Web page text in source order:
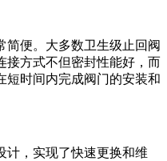
简便。大多数卫生级止回阀
接方式不但密封性能好，而
短时间内完成阀门的安装和
计，实现了快速更换和维